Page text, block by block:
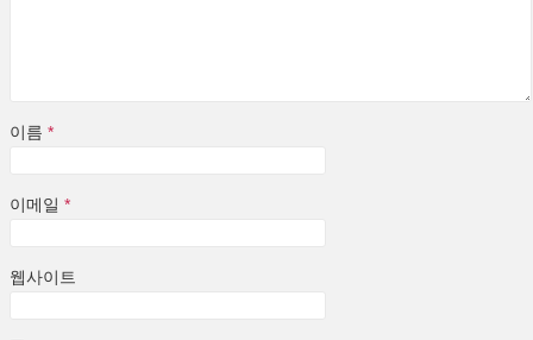
이름 *
이메일 *
웹사이트